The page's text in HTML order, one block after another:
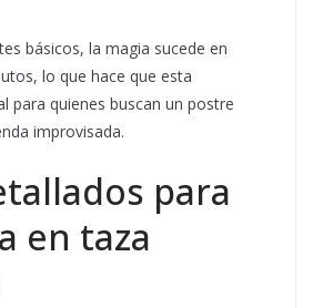
básicos, la magia sucede en
lo que hace que esta
para quienes buscan un postre
improvisada.
para
en taza